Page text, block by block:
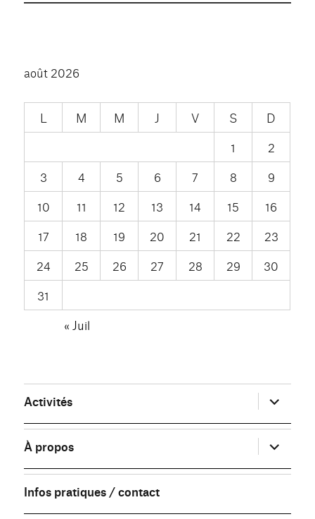
août 2026
L M M J V S
D
1
2
3
4 5 6 7 8
9
10
11 12 13 14 15
16
17
18 19 20 21 22
23
24
25 26 27 28 29
30
31
« Juil
Activités ouvrir
le
sous-
menu
À propos
ouvrir
le
sous-
menu
Infos pratiques / contact